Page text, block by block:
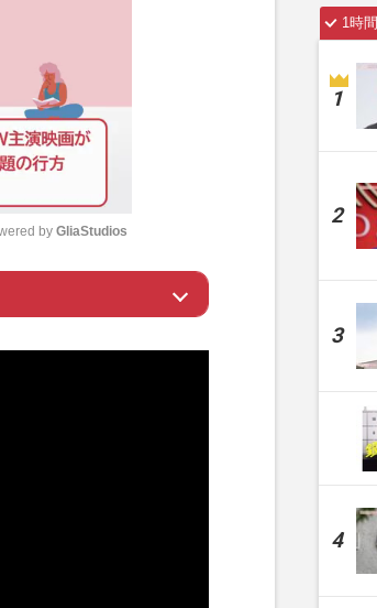
t
by GliaStudios
1時間